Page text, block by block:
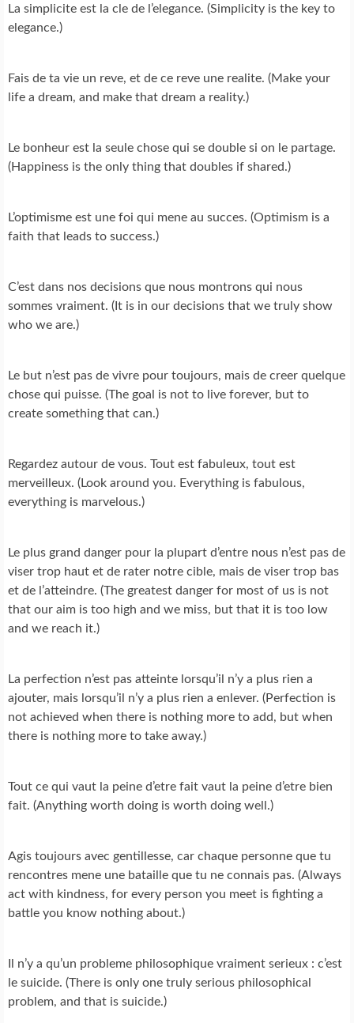
La simplicite est la cle de l’elegance. (Simplicity is the key to
elegance.)
Fais de ta vie un reve, et de ce reve une realite. (Make your
life a dream, and make that dream a reality.)
Le bonheur est la seule chose qui se double si on le partage.
(Happiness is the only thing that doubles if shared.)
L’optimisme est une foi qui mene au succes. (Optimism is a
faith that leads to success.)
C’est dans nos decisions que nous montrons qui nous
sommes vraiment. (It is in our decisions that we truly show
who we are.)
Le but n’est pas de vivre pour toujours, mais de creer quelque
chose qui puisse. (The goal is not to live forever, but to
create something that can.)
Regardez autour de vous. Tout est fabuleux, tout est
merveilleux. (Look around you. Everything is fabulous,
everything is marvelous.)
Le plus grand danger pour la plupart d’entre nous n’est pas de
viser trop haut et de rater notre cible, mais de viser trop bas
et de l’atteindre. (The greatest danger for most of us is not
that our aim is too high and we miss, but that it is too low
and we reach it.)
La perfection n’est pas atteinte lorsqu’il n’y a plus rien a
ajouter, mais lorsqu’il n’y a plus rien a enlever. (Perfection is
not achieved when there is nothing more to add, but when
there is nothing more to take away.)
Tout ce qui vaut la peine d’etre fait vaut la peine d’etre bien
fait. (Anything worth doing is worth doing well.)
Agis toujours avec gentillesse, car chaque personne que tu
rencontres mene une bataille que tu ne connais pas. (Always
act with kindness, for every person you meet is fighting a
battle you know nothing about.)
Il n’y a qu’un probleme philosophique vraiment serieux : c’est
le suicide. (There is only one truly serious philosophical
problem, and that is suicide.)